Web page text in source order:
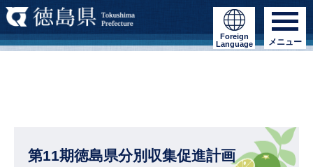
Foreign
Language
メニュー
第11期徳島県分別収集促進計画